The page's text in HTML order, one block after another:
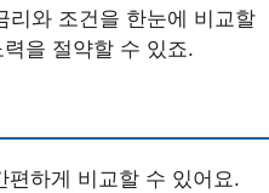
리와 조건을 한눈에 비교할
을 절약할 수 있죠.
하게 비교할 수 있어요.